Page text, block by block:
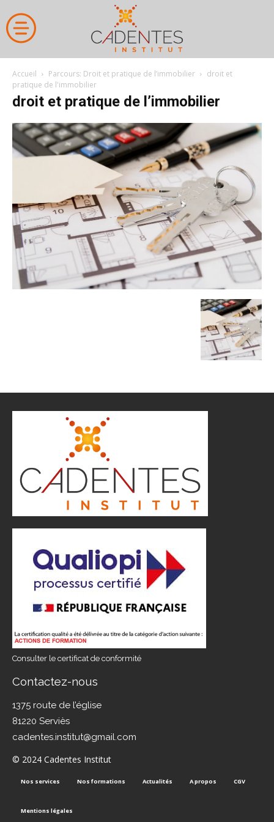
Accueil Parcours: Droit et pratique de l’immobilier
droit et
pratique de l'immobilier
droit et pratique de l’immobilier
Consulter le certificat de conformité
Contactez-nous
1375 route de l’église
81220 Serviès
cadentes.institut@gmail.com
© 2024 Cadentes Institut
Nos services Nos formations Actualités A propos CGV
Mentions légales